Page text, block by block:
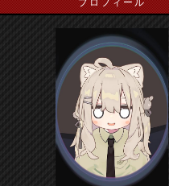
プロフィール